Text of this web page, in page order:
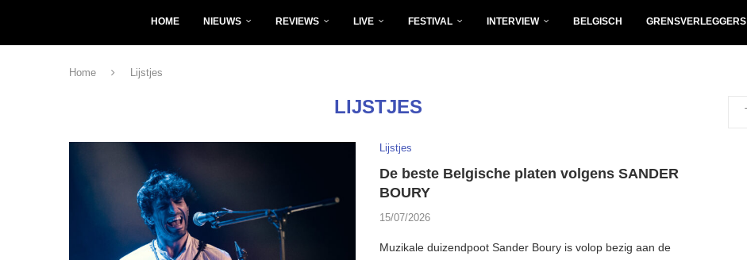
HOME NIEUWS REVIEWS LIVE FESTIVAL INTERVIEW BELGISCH GRENSVERLEGGERS
Home Lijstjes
LIJSTJES
Lijstjes
De beste Belgische platen volgens SANDER
BOURY
15/07/2026
Muzikale duizendpoot Sander Boury is volop bezig aan de